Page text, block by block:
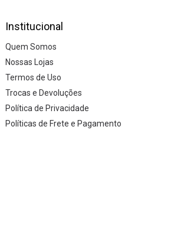
Institucional
Quem Somos
Nossas Lojas
Termos de Uso
Trocas e Devoluções
Política de Privacidade
Políticas de Frete e Pagamento